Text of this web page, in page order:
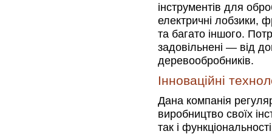
інструментів для
електричні лобзики,
та багато іншого.
задовільнені — від
деревообробників.
Інноваційні
Дана компанія
виробництво своїх
так і